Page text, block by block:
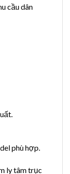
cầu dân
phù hợp.
ly tâm trục